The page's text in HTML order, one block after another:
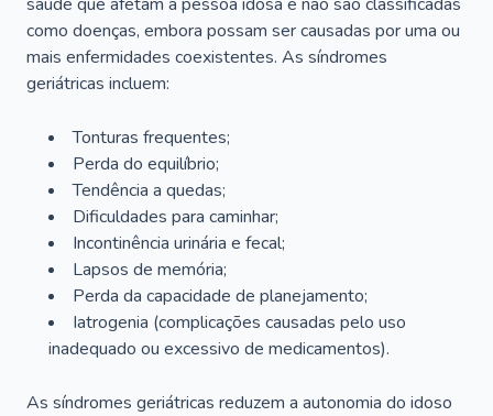
como doenças, embora possam ser causadas por uma ou
mais enfermidades coexistentes. As síndromes
geriátricas incluem:
Tonturas frequentes;
Perda do equilíbrio;
Tendência a quedas;
Dificuldades para caminhar;
Incontinência urinária e fecal;
Lapsos de memória;
Perda da capacidade de planejamento;
Iatrogenia (complicações causadas pelo uso
inadequado ou excessivo de medicamentos).
As síndromes geriátricas reduzem a autonomia do idoso